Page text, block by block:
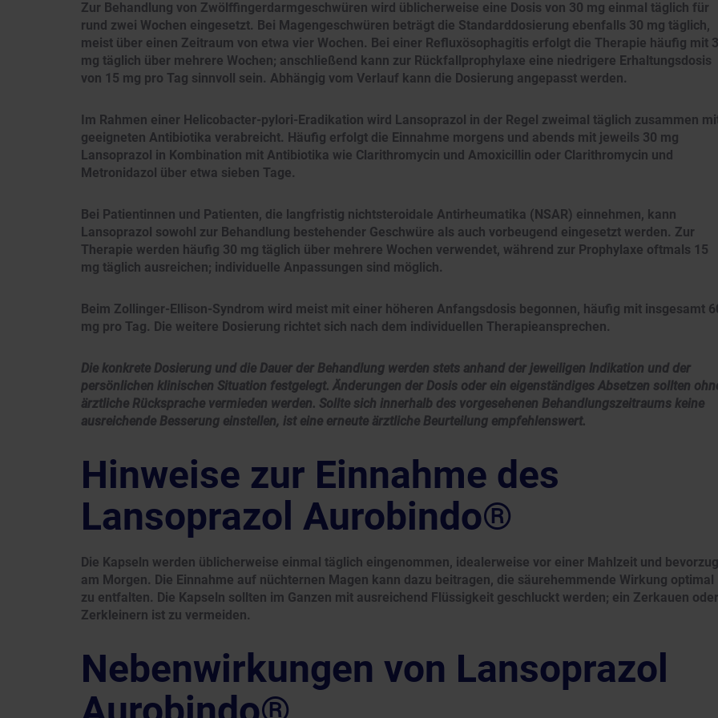
Zur Behandlung von Zwölffingerdarmgeschwüren wird üblicherweise eine Dosis von 30 mg einmal täglich für
rund zwei Wochen eingesetzt. Bei Magengeschwüren beträgt die Standarddosierung ebenfalls 30 mg täglich,
meist über einen Zeitraum von etwa vier Wochen. Bei einer Refluxösophagitis erfolgt die Therapie häufig mit
mg täglich über mehrere Wochen; anschließend kann zur Rückfallprophylaxe eine niedrigere Erhaltungsdosis
von 15 mg pro Tag sinnvoll sein. Abhängig vom Verlauf kann die Dosierung angepasst werden.
Im Rahmen einer Helicobacter-pylori-Eradikation wird Lansoprazol in der Regel zweimal täglich zusammen
geeigneten Antibiotika verabreicht. Häufig erfolgt die Einnahme morgens und abends mit jeweils 30 mg
Lansoprazol in Kombination mit Antibiotika wie Clarithromycin und Amoxicillin oder Clarithromycin und
Metronidazol über etwa sieben Tage.
Bei Patientinnen und Patienten, die langfristig nichtsteroidale Antirheumatika (NSAR) einnehmen, kann
Lansoprazol sowohl zur Behandlung bestehender Geschwüre als auch vorbeugend eingesetzt werden. Zur
Therapie werden häufig 30 mg täglich über mehrere Wochen verwendet, während zur Prophylaxe oftmals 15
mg täglich ausreichen; individuelle Anpassungen sind möglich.
Beim Zollinger-Ellison-Syndrom wird meist mit einer höheren Anfangsdosis begonnen, häufig mit insgesamt
mg pro Tag. Die weitere Dosierung richtet sich nach dem individuellen Therapieansprechen.
Die konkrete Dosierung und die Dauer der Behandlung werden stets anhand der jeweiligen Indikation und der
persönlichen klinischen Situation festgelegt. Änderungen der Dosis oder ein eigenständiges Absetzen sollten
ärztliche Rücksprache vermieden werden. Sollte sich innerhalb des vorgesehenen Behandlungszeitraums keine
ausreichende Besserung einstellen, ist eine erneute ärztliche Beurteilung empfehlenswert.
Hinweise zur Einnahme des
Lansoprazol Aurobindo®
Die Kapseln werden üblicherweise einmal täglich eingenommen, idealerweise vor einer Mahlzeit und
am Morgen. Die Einnahme auf nüchternen Magen kann dazu beitragen, die säurehemmende Wirkung optimal
zu entfalten. Die Kapseln sollten im Ganzen mit ausreichend Flüssigkeit geschluckt werden; ein Zerkauen oder
Zerkleinern ist zu vermeiden.
Nebenwirkungen von Lansoprazol